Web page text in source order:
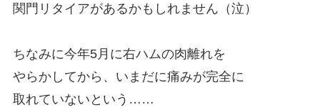
関門リタイアがあるかもしれません（泣）
ちなみに今年5月に右ハムの肉離れを
やらかしてから、いまだに痛みが完全に
取れていないという……